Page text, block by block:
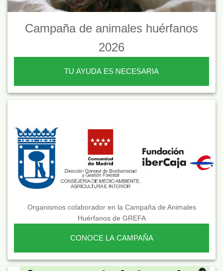
Campaña de animales huérfanos
2026
TU AYUDA ES NECESARIA
Organismos colaborador en la Campaña de Animales
Huérfanos de GREFA
CONOCE LA CAMPAÑA